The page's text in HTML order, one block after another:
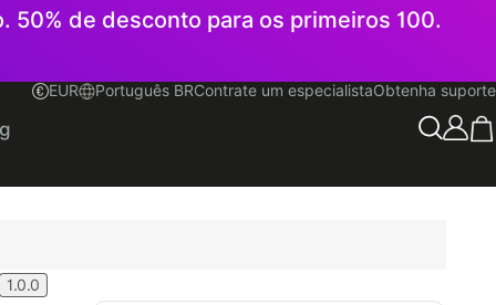
50% de desconto para os primeiros 100.
EUR Português BR
Português BR Contrate um especialistaObtenha suporte
1.0.0